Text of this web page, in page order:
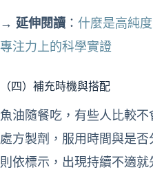
→ 延伸閱讀 ： 什麼是高純
專注力上的科學實證
（四）補充時機與搭配
魚油隨餐吃，有些人比較
處方製劑，服用時間與是
則依標示，出現持續不適就